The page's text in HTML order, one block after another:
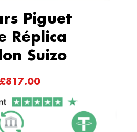
Piguet
Réplica
Suizo
ORIGINAL
PRICE
£817.00CURRENT
PRICE
IS:
£817.00.